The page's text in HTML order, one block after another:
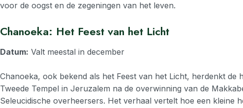
voor de oogst en de zegeningen van het leven.
Chanoeka: Het Feest van het Licht
Datum: Valt meestal in december
Chanoeka, ook bekend als het Feest van het Licht, herdenkt de
Tweede Tempel in Jeruzalem na de overwinning van de
Seleucidische overheersers. Het verhaal vertelt hoe een kleine